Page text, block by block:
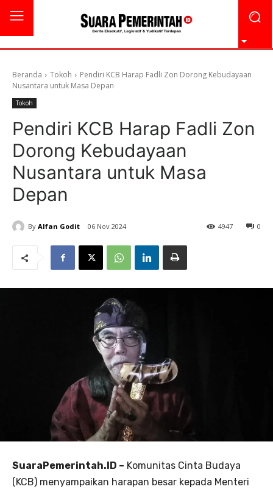
Beranda Tokoh
Pendiri KCB Harap Fadli Zon Dorong Kebudayaan
Nusantara untuk Masa Depan
Tokoh
Pendiri KCB Harap Fadli Zon
Dorong Kebudayaan
Nusantara untuk Masa
Depan
By Alfan Godit 06 Nov 2024 0
4947
SuaraPemerintah.ID – Komunitas Cinta Budaya
(KCB) menyampaikan harapan besar kepada Menteri